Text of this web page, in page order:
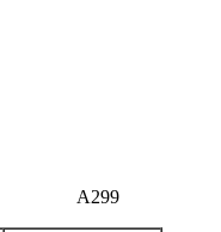
A299